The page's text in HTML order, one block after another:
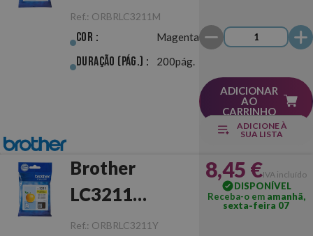
Magenta
Original
Ref.: ORBRLC3211M
Cor : Magenta
Duração (pág.) : 200pág.
ADICIONAR
AO
CARRINHO
ADICIONE À
SUA LISTA
Brother
LC3211
Amarelo
Ref.: ORBRLC3211Y
8,45 €IVA incluído
DISPONÍVEL
Receba-o em amanhã,
sexta-feira 07